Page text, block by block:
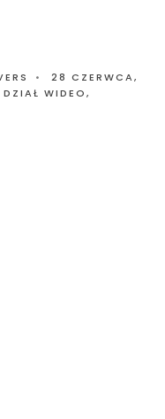
•
28 CZERWCA,
DZIAŁ WIDEO,